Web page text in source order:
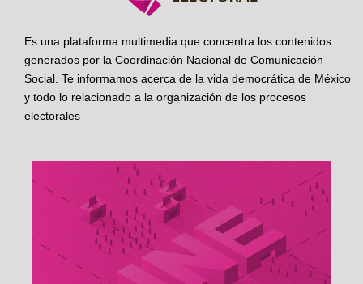
Es una plataforma multimedia que concentra los contenidos
generados por la Coordinación Nacional de Comunicación
Social. Te informamos acerca de la vida democrática de México
y todo lo relacionado a la organización de los procesos
electorales